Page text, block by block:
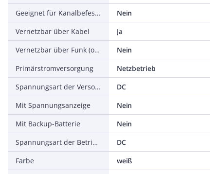
Geeignet für Kanalbefestigung
Nein
Vernetzbar über Kabel
Ja
Vernetzbar über Funk (optional)
Nein
Primärstromversorgung
Netzbetrieb
Spannungsart der Versorgungsspannung
DC
Mit Spannungsanzeige
Nein
Mit Backup-Batterie
Nein
Spannungsart der Betriebsspannung
DC
Farbe
weiß